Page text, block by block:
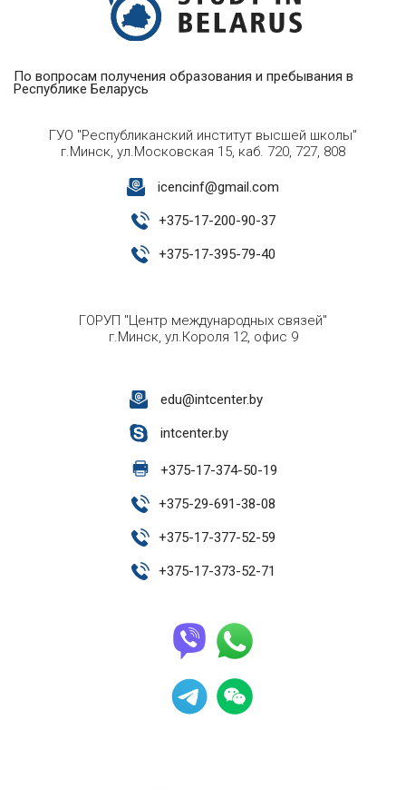
По вопросам получения образования и пребывания в
Республике Беларусь
ГУО "Республиканский институт высшей школы"
г.Минск, ул.Московская 15, каб. 720, 727, 808
icencinf@gmail.com
+375-17-200-90-37
+375-17-395-79-40
ГОРУП "Центр международных связей"
г.Минск, ул.Короля 12, офис 9
edu@intcenter.by
intcenter.by
+375-17-374-50-19
+375-29-691-38-08
+375-17-377-52-59
+375-17-373-52-71